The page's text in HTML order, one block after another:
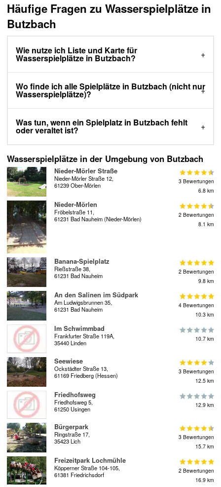
Häufige Fragen zu Wasserspielplätze in
Butzbach
Wie nutze ich Liste und Karte für
Wasserspielplätze in Butzbach?
Wo finde ich alle Spielplätze in Butzbach (nicht nur
Wasserspielplätze)?
Was tun, wenn ein Spielplatz in Butzbach fehlt
oder veraltet ist?
Wasserspielplätze in der Umgebung von Butzbach
Nieder-Mörler Straße
Nieder-Mörler Straße 12,
61239 Ober-Mörlen
3 Bewertungen
6.8 km
Nieder-Mörlen
Fröbelstraße 11,
61231 Bad Nauheim (Nieder-Mörlen)
2 Bewertungen
8.1 km
Banana-Spielplatz
Rießstraße 38,
61231 Bad Nauheim
2 Bewertungen
9.8 km
An den Salinen im Südpark
Am Ludwigsbrunnen 35,
61231 Bad Nauheim
4 Bewertungen
10.3 km
Im Schwimmbad
Frankfurter Straße 119A,
35440 Linden
10.7 km
Seewiese
Ockstädter Straße 13,
61169 Friedberg (Hessen)
3 Bewertungen
12.5 km
Friedhofsweg
Friedhofsweg 5,
61250 Usingen
12.9 km
Bürgerpark
Ringstraße 17,
35423 Lich
3 Bewertungen
15.7 km
Freizeitpark Lochmühle
Köpperner Straße 104-105,
61381 Friedrichsdorf
2 Bewertungen
16.9 km